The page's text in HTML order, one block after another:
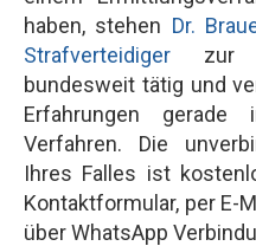
haben, stehen Dr.
Strafverteidiger zur
bundesweit tätig und
Erfahrungen
Verfahren. Die
Ihres Falles ist
Kontaktformular, per E-
über WhatsApp